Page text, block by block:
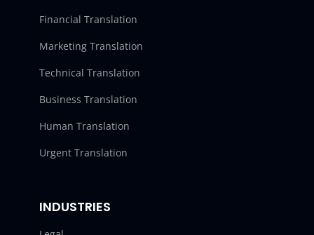
Financial Translation
Marketing Translation
Technical Translation
Business Translation
Human Translation
Urgent Translation
INDUSTRIES